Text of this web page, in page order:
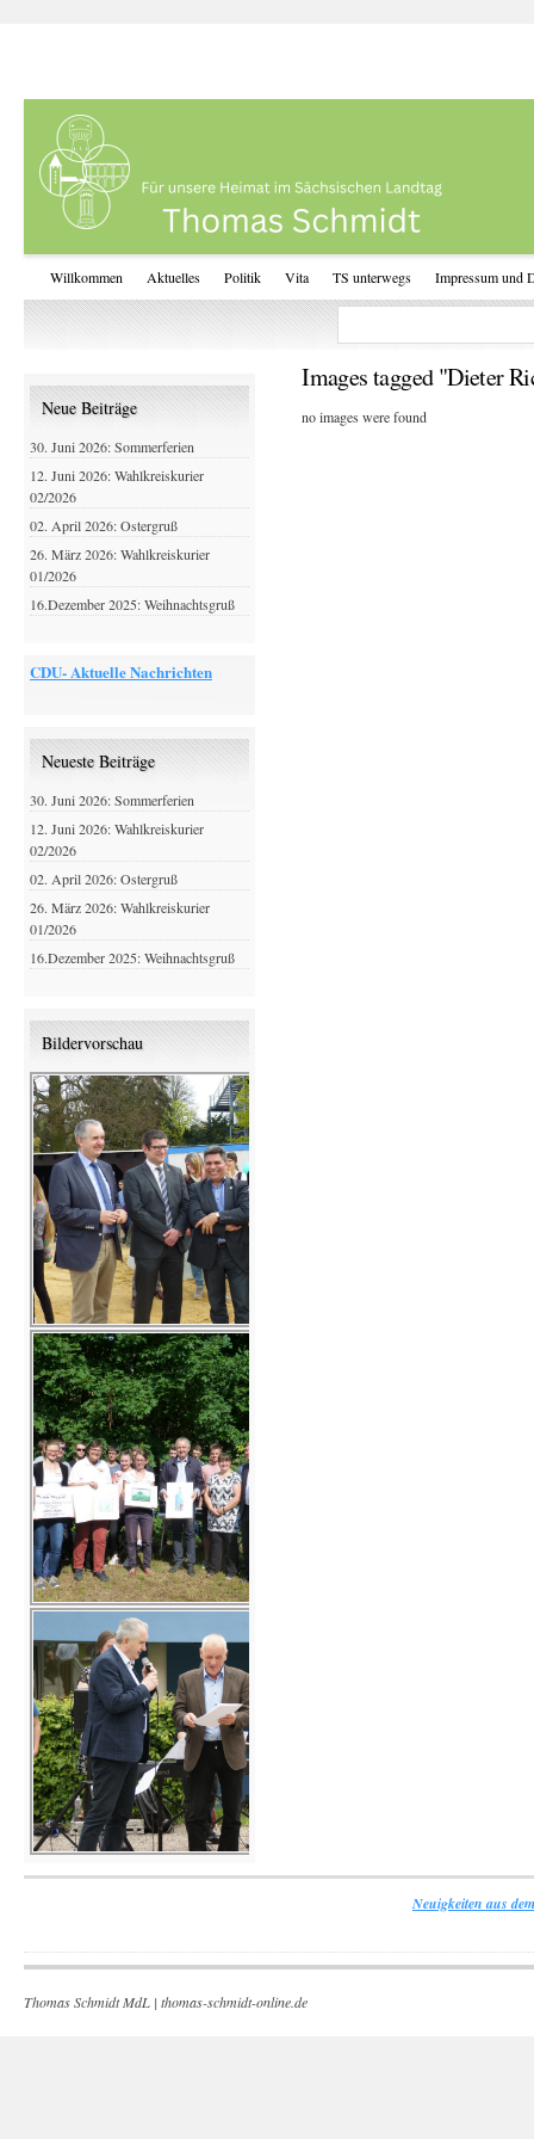
Willkommen Aktuelles Politik Vita TS unterwegs Impressum und
Images tagged "Dieter
no images were found
Neue Beiträge
30. Juni 2026: Sommerferien
12. Juni 2026: Wahlkreiskurier
02/2026
02. April 2026: Ostergruß
26. März 2026: Wahlkreiskurier
01/2026
16.Dezember 2025: Weihnachtsgruß
CDU- Aktuelle Nachrichten
Neueste Beiträge
30. Juni 2026: Sommerferien
12. Juni 2026: Wahlkreiskurier
02/2026
02. April 2026: Ostergruß
26. März 2026: Wahlkreiskurier
01/2026
16.Dezember 2025: Weihnachtsgruß
Bildervorschau
Neuigkeiten aus
Thomas Schmidt MdL | thomas-schmidt-online.de